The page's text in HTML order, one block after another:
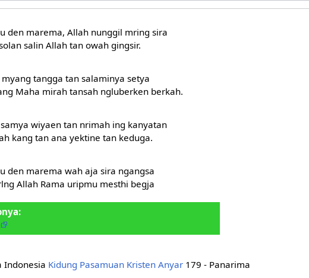
den marema, Allah nunggil mring sira
salin Allah tan owah gingsir.
tangga tan salaminya setya
Maha mirah tansah ngluberken berkah.
wiyaen tan nrimah ing kanyatan
kang tan ana yektine tan keduga.
den marema wah aja sira ngangsa
Allah Rama uripmu mesthi begja
Indonesia Kidung Pasamuan Kristen Anyar 179 - Panarima